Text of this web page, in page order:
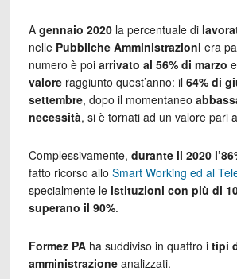
A gennaio 2020la percentuale di
nelle Pubbliche Amministrazioni era
numero è poi arrivato al 56% di marzo
valoreraggiunto quest’anno: il 64% di
settembre, dopo il momentaneo
necessità, si è tornati ad un valore pari
Complessivamente, durante il 2020
fatto ricorso allo Smart Working ed al
specialmente le istituzioni con più di
superano il 90%.
Formez PAha suddiviso in quattro i tipi
amministrazioneanalizzati.